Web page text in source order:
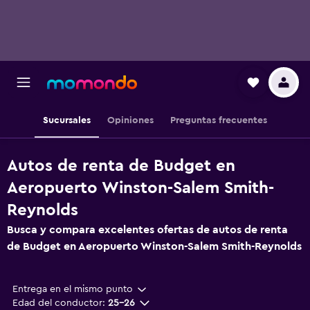
Sucursales Opiniones Preguntas frecuentes
Autos de renta de Budget en
Aeropuerto Winston-Salem Smith-
Reynolds
Busca y compara excelentes ofertas de autos de renta
de Budget en Aeropuerto Winston-Salem Smith-Reynolds
Entrega en el mismo punto
Edad del conductor: 25-26